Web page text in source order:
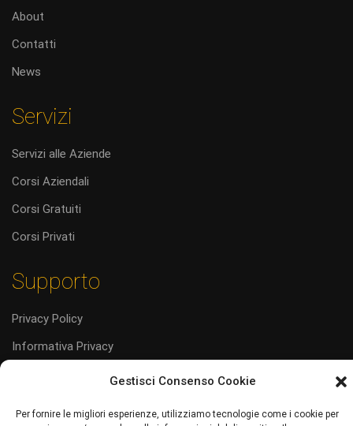
Gestisci Consenso Cookie
Per fornire le migliori esperienze, utilizziamo tecnologie come i cookie per
About
Contatti
News
Servizi
Servizi alle Aziende
Corsi Aziendali
Corsi Gratuiti
Corsi Privati
Supporto
Privacy Policy
Informativa Privacy